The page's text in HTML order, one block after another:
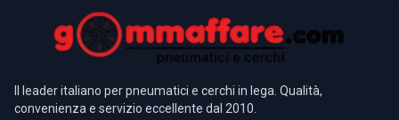
Il leader italiano per pneumatici e cerchi in lega. Qualità,
convenienza e servizio eccellente dal 2010.